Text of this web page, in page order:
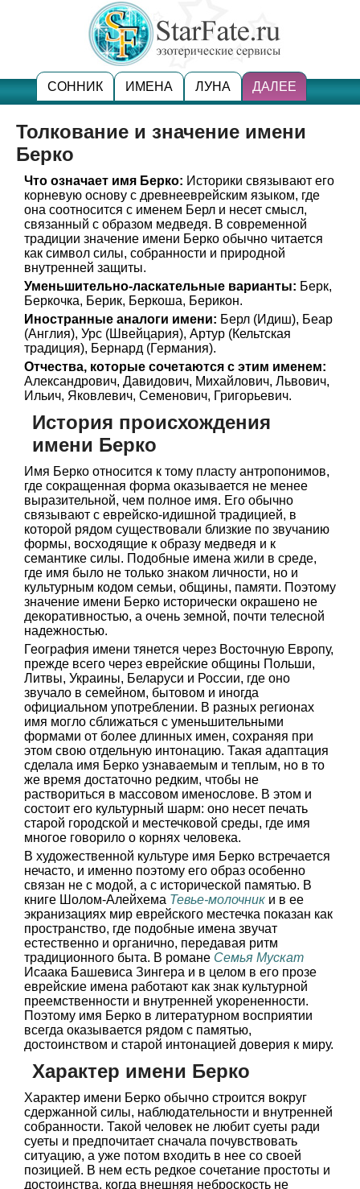
СОННИК ИМЕНА ЛУНА ДАЛЕЕ
Толкование и значение имени
Берко
Что означает имя Берко: Историки связывают его
корневую основу с древнееврейским языком, где
она соотносится с именем Берл и несет смысл,
связанный с образом медведя. В современной
традиции значение имени Берко обычно читается
как символ силы, собранности и природной
внутренней защиты.
Уменьшительно-ласкательные варианты: Берк,
Беркочка, Берик, Беркоша, Берикон.
Иностранные аналоги имени: Берл (Идиш), Беар
(Англия), Урс (Швейцария), Артур (Кельтская
традиция), Бернард (Германия).
Отчества, которые сочетаются с этим именем:
Александрович, Давидович, Михайлович, Львович,
Ильич, Яковлевич, Семенович, Григорьевич.
История происхождения
имени Берко
Имя Берко относится к тому пласту антропонимов,
где сокращенная форма оказывается не менее
выразительной, чем полное имя. Его обычно
связывают с еврейско-идишной традицией, в
которой рядом существовали близкие по звучанию
формы, восходящие к образу медведя и к
семантике силы. Подобные имена жили в среде,
где имя было не только знаком личности, но и
культурным кодом семьи, общины, памяти. Поэтому
значение имени Берко исторически окрашено не
декоративностью, а очень земной, почти телесной
надежностью.
География имени тянется через Восточную Европу,
прежде всего через еврейские общины Польши,
Литвы, Украины, Беларуси и России, где оно
звучало в семейном, бытовом и иногда
официальном употреблении. В разных регионах
имя могло сближаться с уменьшительными
формами от более длинных имен, сохраняя при
этом свою отдельную интонацию. Такая адаптация
сделала имя Берко узнаваемым и теплым, но в то
же время достаточно редким, чтобы не
раствориться в массовом именослове. В этом и
состоит его культурный шарм: оно несет печать
старой городской и местечковой среды, где имя
многое говорило о корнях человека.
В художественной культуре имя Берко встречается
нечасто, и именно поэтому его образ особенно
связан не с модой, а с исторической памятью. В
книге Шолом-Алейхема Тевье-молочник и в ее
экранизациях мир еврейского местечка показан как
пространство, где подобные имена звучат
естественно и органично, передавая ритм
традиционного быта. В романе Семья Мускат
Исаака Башевиса Зингера и в целом в его прозе
еврейские имена работают как знак культурной
преемственности и внутренней укорененности.
Поэтому имя Берко в литературном восприятии
всегда оказывается рядом с памятью,
достоинством и старой интонацией доверия к миру.
Характер имени Берко
Характер имени Берко обычно строится вокруг
сдержанной силы, наблюдательности и внутренней
собранности. Такой человек не любит суеты ради
суеты и предпочитает сначала почувствовать
ситуацию, а уже потом входить в нее со своей
позицией. В нем есть редкое сочетание простоты и
достоинства, когда внешняя неброскость не